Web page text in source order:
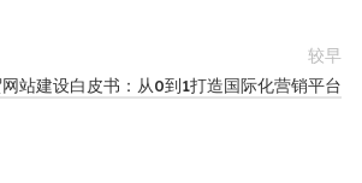
较早
站建设白皮书：从0到1打造国际化营销平台